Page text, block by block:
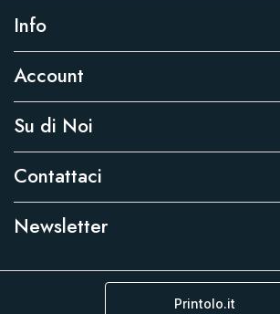
Info
Account
Su di Noi
Contattaci
Newsletter
Printolo.it